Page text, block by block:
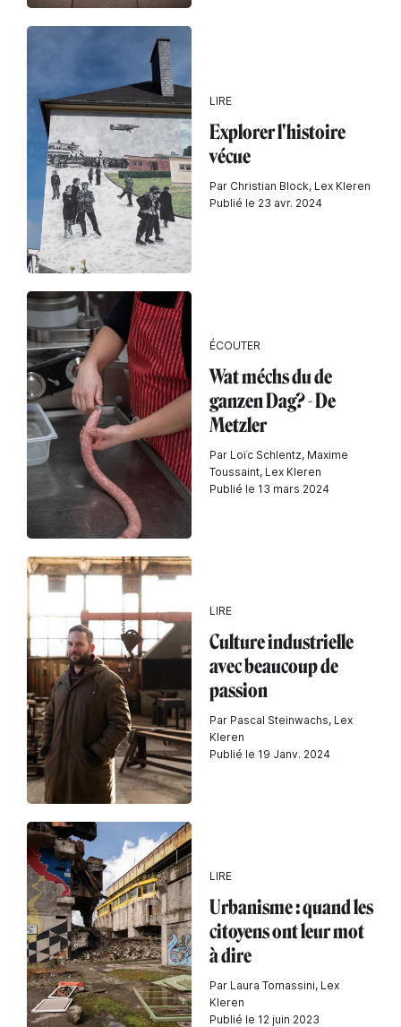
LIRE
Explorer l'histoire
vécue
Par Christian Block, Lex Kleren
Publié le 23 avr. 2024
ÉCOUTER
Wat méchs du de
ganzen Dag? - De
Metzler
Par Loïc Schlentz, Maxime
Toussaint, Lex Kleren
Publié le 13 mars 2024
LIRE
Culture industrielle
avec beaucoup de
passion
Par Pascal Steinwachs, Lex
Kleren
Publié le 19 Janv. 2024
LIRE
Urbanisme : quand les
citoyens ont leur mot
à dire
Par Laura Tomassini, Lex
Kleren
Publié le 12 juin 2023